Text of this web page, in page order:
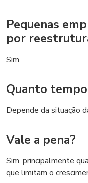
Pequenas
por
Sim.
Quanto
Depende da situação
Vale a pena?
Sim, principalmente
que limitam o